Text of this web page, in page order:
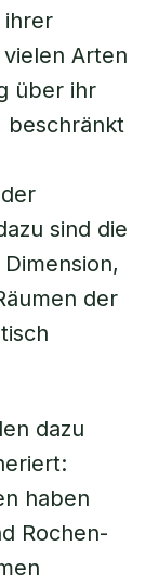
ihrer
Arten
über ihr
beschränkt
sind die
der
dazu
haben
Rochen-